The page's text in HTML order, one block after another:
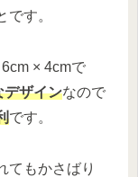
す。
× 4cmで
デザインなので
です。
てもかさばり